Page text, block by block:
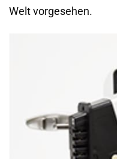
Welt vorgesehen.